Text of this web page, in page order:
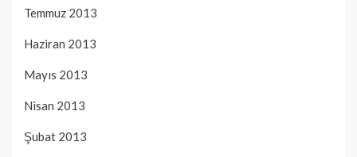
Temmuz 2013
Haziran 2013
Mayıs 2013
Nisan 2013
Şubat 2013